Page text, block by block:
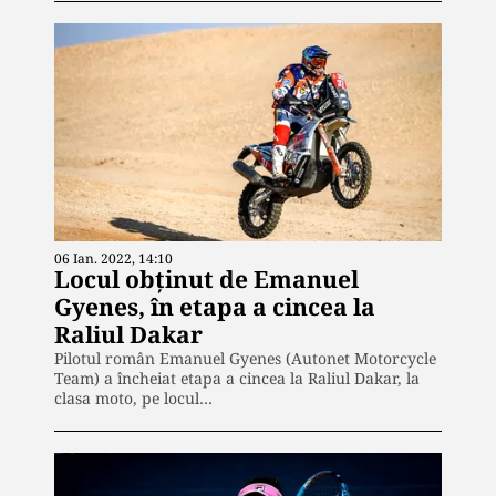
06 Ian. 2022, 14:10
Locul obținut de Emanuel
Gyenes, în etapa a cincea la
Raliul Dakar
Pilotul român Emanuel Gyenes (Autonet Motorcycle
Team) a încheiat etapa a cincea la Raliul Dakar, la
clasa moto, pe locul…